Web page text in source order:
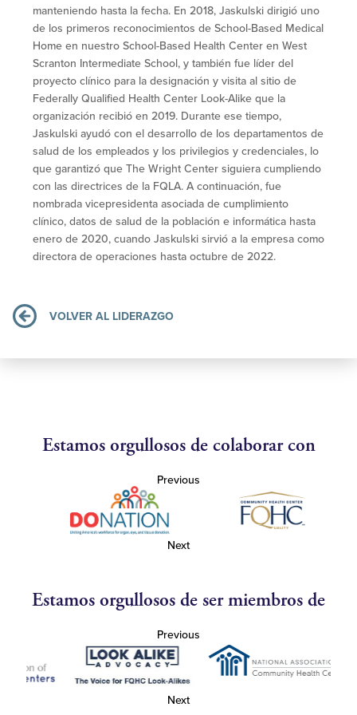
manteniendo hasta la fecha. En 2018, Jaskulski dirigió uno
de los primeros reconocimientos de School-Based Medical
Home en nuestro School-Based Health Center en West
Scranton Intermediate School, y también fue líder del
proyecto clínico para la designación y visita al sitio de
Federally Qualified Health Center Look-Alike que la
organización recibió en 2019. Durante ese tiempo,
Jaskulski ayudó con el desarrollo de los departamentos de
salud de los empleados y los privilegios y credenciales, lo
que garantizó que The Wright Center siguiera cumpliendo
con las directrices de la FQLA. A continuación, fue
nombrada vicepresidenta asociada de cumplimiento
clínico, datos de salud de la población e informática hasta
enero de 2020, cuando Jaskulski sirvió a la empresa como
directora de operaciones hasta octubre de 2022.
VOLVER AL LIDERAZGO
Estamos orgullosos de colaborar con
Previous
Next
Estamos orgullosos de ser miembros de
Previous
Next